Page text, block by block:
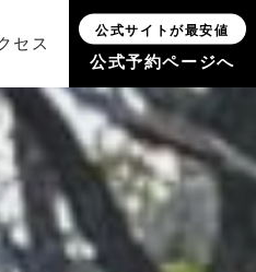
セス
公式サイトが最安値
公式予約ページへ